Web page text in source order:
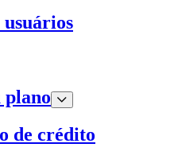
usuários
plano
de crédito